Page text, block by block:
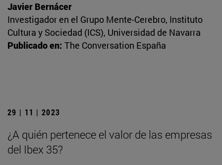
Javier Bernácer
Investigador en el Grupo Mente-Cerebro, Instituto
Cultura y Sociedad (ICS), Universidad de Navarra
Publicado en: The Conversation España
29 | 11 | 2023
¿A quién pertenece el valor de las empresas
del Ibex 35?